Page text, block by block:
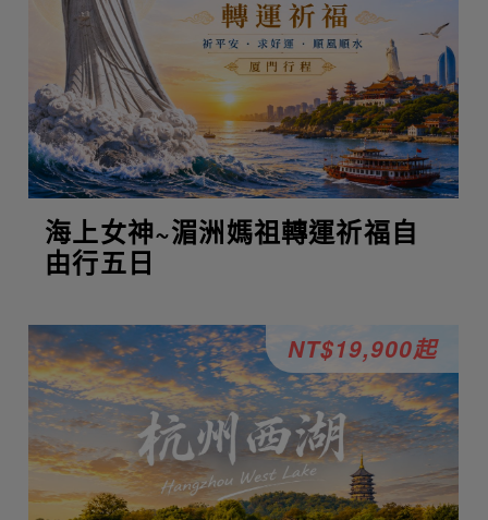
海上女神~湄洲媽祖轉運祈福自
由行五日
NT$19,900起